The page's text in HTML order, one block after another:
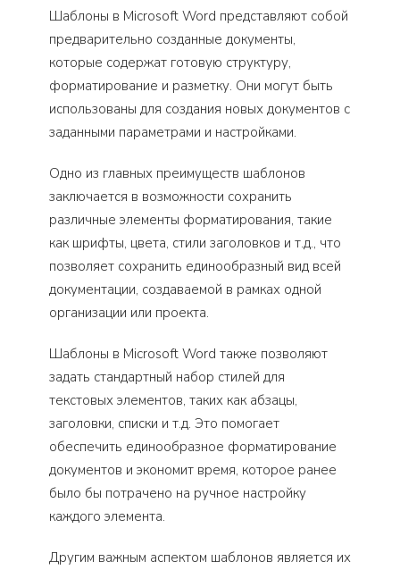
Шаблоны в Microsoft Word представляют собой
предварительно созданные документы,
которые содержат готовую структуру,
форматирование и разметку. Они могут быть
использованы для создания новых документов с
заданными параметрами и настройками.
Одно из главных преимуществ шаблонов
заключается в возможности сохранить
различные элементы форматирования, такие
как шрифты, цвета, стили заголовков и т.д., что
позволяет сохранить единообразный вид всей
документации, создаваемой в рамках одной
организации или проекта.
Шаблоны в Microsoft Word также позволяют
задать стандартный набор стилей для
текстовых элементов, таких как абзацы,
заголовки, списки и т.д. Это помогает
обеспечить единообразное форматирование
документов и экономит время, которое ранее
было бы потрачено на ручное настройку
каждого элемента.
Другим важным аспектом шаблонов является их